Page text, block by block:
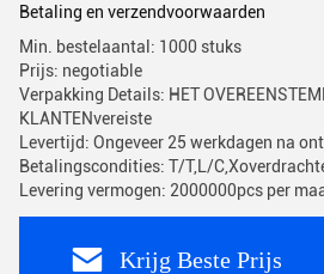
Betaling en verzendvoorwaarden
Min. bestelaantal: 1000 stuks
Prijs: negotiable
Verpakking Details: HET
KLANTENvereiste
Levertijd: Ongeveer 25 werkdagen na
Betalingscondities: T/T,L/
Levering vermogen: 2000000pcs per
Krijg Beste Prijs